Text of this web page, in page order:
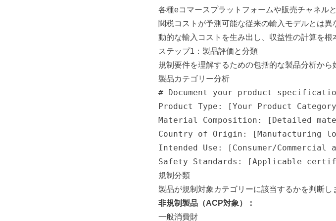
各種eコマースプラットフォームや販売チャネル
関税コストが予測可能な従来の輸入モデルとは
動的な輸入コストを生み出し、収益性の計算を根
ステップ1：製品評価と分類
規制要件を理解するための包括的な製品分析から
製品カテゴリー分析
# Document your product
Product Type: [Your Product
Material Composition: [Detailed
Country of Origin: [Manufacturing
Intended Use: [Consumer/
Safety Standards: [Applicable
規制分類
製品が規制対象カテゴリーに該当するかを判断し
非規制製品（ACP対象）：
一般消費財